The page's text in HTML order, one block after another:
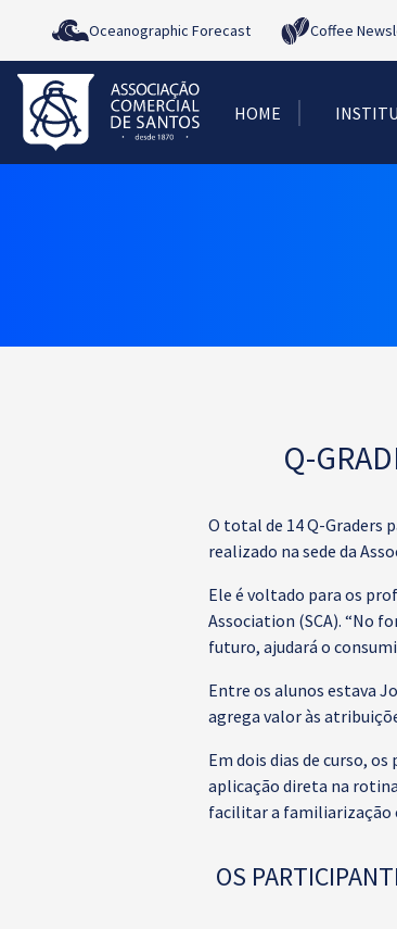
Oceanographic Forecast Coffee
HOME
Q-
O total de 14 Q-Graders
realizado na sede da
Ele é voltado para os
Association (SCA). “No
futuro, ajudará o
Entre os alunos estava
agrega valor às
Em dois dias de curso,
aplicação direta na
facilitar a familiarização
OS